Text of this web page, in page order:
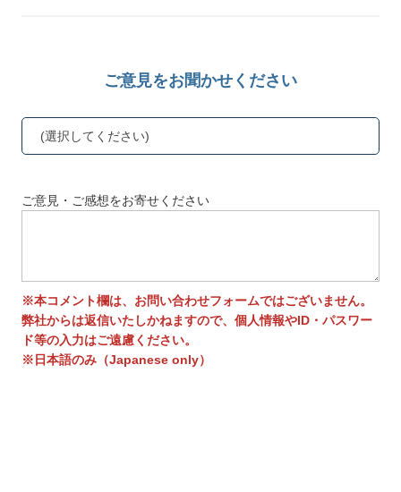
ご意見をお聞かせください
(選択してください)
ご意見・ご感想をお寄せください
※本コメント欄は、お問い合わせフォームではございません。
弊社からは返信いたしかねますので、個人情報やID・パスワー
ド等の入力はご遠慮ください。
※日本語のみ（Japanese only）